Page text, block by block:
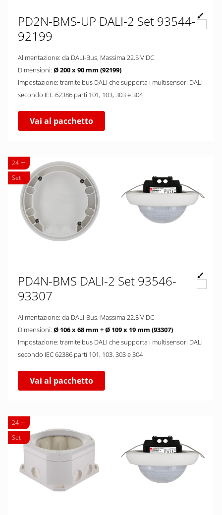
PD2N-BMS-UP DALI-2 Set 93544-
92199
Alimentazione: da DALI-Bus, Massima 22.5 V DC
Dimensioni: Ø 200 x 90 mm (92199)
Impostazione: tramite bus DALI che supporta i multisensori DALI
secondo IEC 62386 parti 101, 103, 303 e 304
Vai al pacchetto
24 m
Set
PD4N-BMS DALI-2 Set 93546-
93307
Alimentazione: da DALI-Bus, Massima 22.5 V DC
Dimensioni: Ø 106 x 68 mm + Ø 109 x 19 mm (93307)
Impostazione: tramite bus DALI che supporta i multisensori DALI
secondo IEC 62386 parti 101, 103, 303 e 304
Vai al pacchetto
24 m
Set